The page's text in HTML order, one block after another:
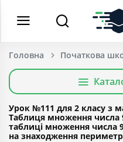
Головна Початкова
Урок №111 для 2 класу з
Таблиця множення числа
таблиці множення числа
на знаходження